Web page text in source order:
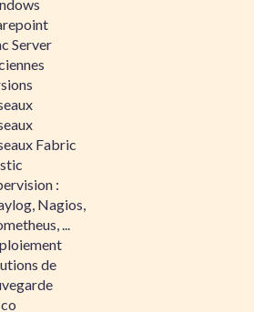
Server
Fabric
:
Nagios,
...
de